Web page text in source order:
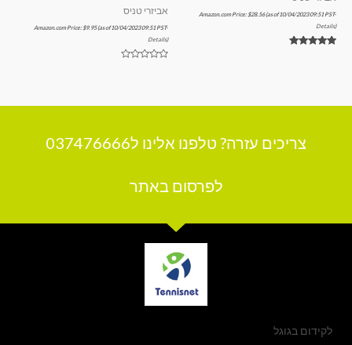
Amazon.com Price:$28.56(as of 10/04/2023 09:51 PST-
Details)
אביזרי טניס
Amazon.com Price:$9.95(as of 10/04/2023 09:51 PST-
Details)
צריכים עזרה? טלפנו אלינו ל037476666
לפרסום באתר
לקידום בגוגל